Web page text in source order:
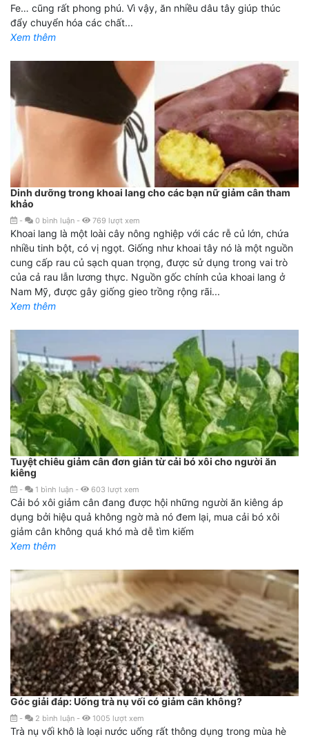
Fe… cũng rất phong phú. Vì vậy, ăn nhiều dâu tây giúp thúc
đẩy chuyển hóa các chất...
Xem thêm
Dinh dưỡng trong khoai lang cho các bạn nữ giảm cân tham
khảo
- 0 bình luận - 769 lượt xem
Khoai lang là một loài cây nông nghiệp với các rễ củ lớn, chứa
nhiều tinh bột, có vị ngọt. Giống như khoai tây nó là một nguồn
cung cấp rau củ sạch quan trọng, được sử dụng trong vai trò
của cả rau lẫn lương thực. Nguồn gốc chính của khoai lang ở
Nam Mỹ, được gây giống gieo trồng rộng rãi...
Xem thêm
Tuyệt chiêu giảm cân đơn giản từ cải bó xôi cho người ăn
kiêng
- 1 bình luận - 603 lượt xem
Cải bó xôi giảm cân đang được hội những người ăn kiêng áp
dụng bởi hiệu quả không ngờ mà nó đem lại, mua cải bó xôi
giảm cân không quá khó mà dễ tìm kiếm
Xem thêm
Góc giải đáp: Uống trà nụ vối có giảm cân không?
- 2 bình luận - 1005 lượt xem
Trà nụ vối khô là loại nước uống rất thông dụng trong mùa hè